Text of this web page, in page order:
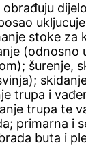
stoke za
(odnosno
šurenje,
trupa i
trupa te
primarna i
buta i